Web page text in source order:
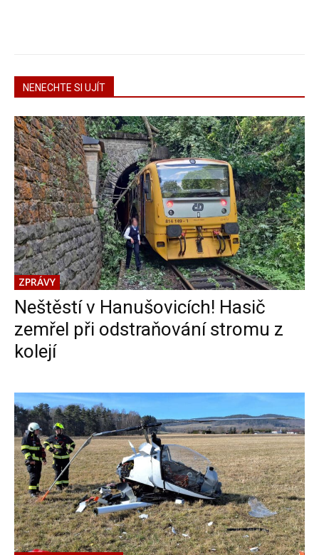
NENECHTE SI UJÍT
ZPRÁVY
Neštěstí v Hanušovicích! Hasič
zemřel při odstraňování stromu z
kolejí